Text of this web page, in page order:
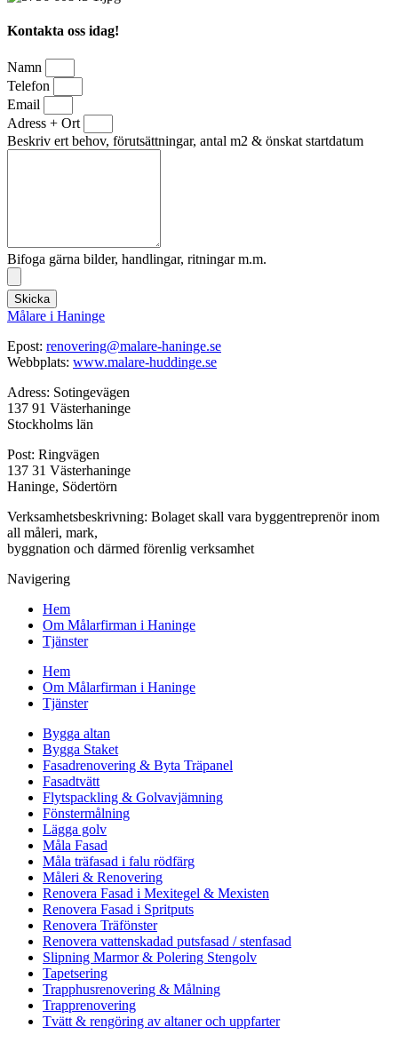
Kontakta oss idag!
Namn
Telefon
Email
Adress + Ort
Beskriv ert behov, förutsättningar, antal m2 & önskat startdatum
Bifoga gärna bilder, handlingar, ritningar m.m.
Skicka
Målare i Haninge
Epost: renovering@malare-haninge.se
Webbplats: www.malare-huddinge.se
Adress: Sotingevägen
137 91 Västerhaninge
Stockholms län
Post: Ringvägen
137 31 Västerhaninge
Haninge, Södertörn
Verksamhetsbeskrivning: Bolaget skall vara byggentreprenör inom
all måleri, mark,
byggnation och därmed förenlig verksamhet
Navigering
Hem
Om Målarfirman i Haninge
Tjänster
Hem
Om Målarfirman i Haninge
Tjänster
Bygga altan
Bygga Staket
Fasadrenovering & Byta Träpanel
Fasadtvätt
Flytspackling & Golvavjämning
Fönstermålning
Lägga golv
Måla Fasad
Måla träfasad i falu rödfärg
Måleri & Renovering
Renovera Fasad i Mexitegel & Mexisten
Renovera Fasad i Spritputs
Renovera Träfönster
Renovera vattenskadad putsfasad / stenfasad
Slipning Marmor & Polering Stengolv
Tapetsering
Trapphusrenovering & Målning
Trapprenovering
Tvätt & rengöring av altaner och uppfarter